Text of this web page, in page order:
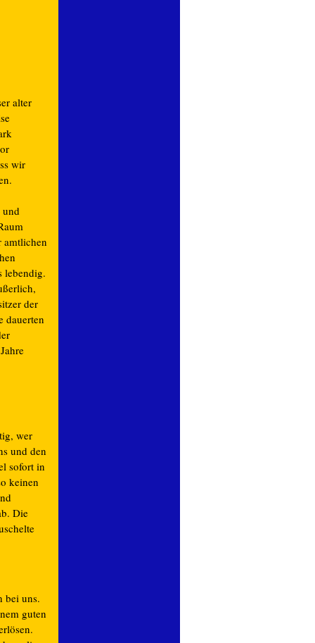
alter
wir
amtlichen
lebendig.
der
dauerten
wer
und den
sofort in
keinen
Die
bei uns.
guten